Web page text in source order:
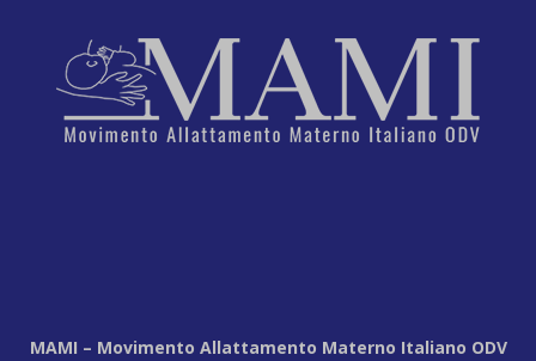
MAMI – Movimento Allattamento Materno Italiano ODV